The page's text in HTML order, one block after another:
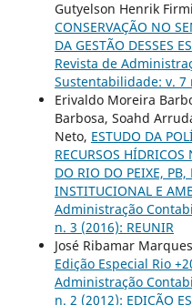
Gutyelson Henrik
CONSERVAÇÃO NO
DA GESTÃO DESSES
Revista de
Sustentabilidade: v. 7
Erivaldo Moreira
Barbosa, Soahd
Neto, ESTUDO DA
RECURSOS
DO RIO DO PEIXE,
INSTITUCIONAL E
Administração
n. 3 (2016): REUNIR
José Ribamar
Edição Especial Rio
Administração
n. 2 (2012): EDIÇÃO